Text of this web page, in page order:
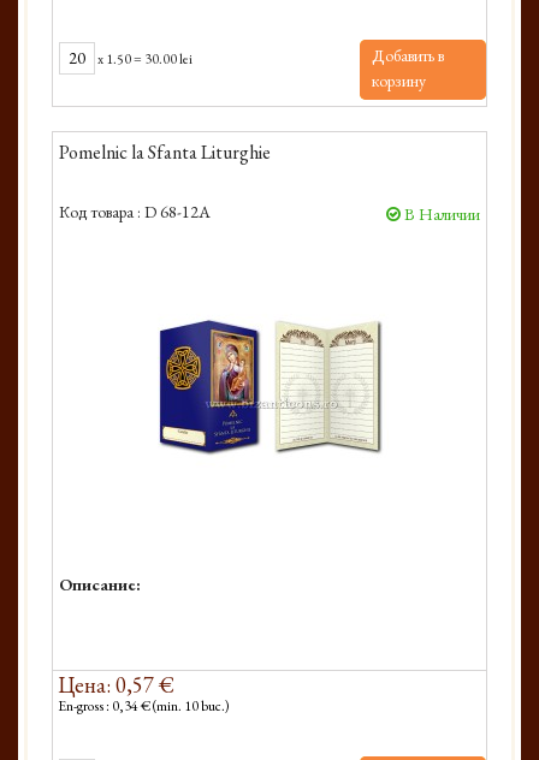
x1.50= 30.00 lei
Добавить в
корзину
Pomelnic la Sfanta Liturghie
Код товара : D 68-12A В Наличии
Описание:
Цена: 0,57 €
En-gross : 0,34 € (min. 10 buc.)